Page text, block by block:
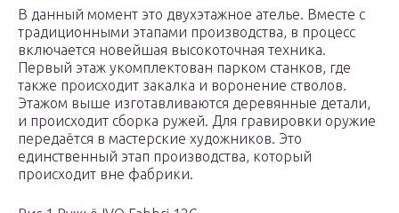
В данный момент это двухэтажное ателье. Вместе с
традиционными этапами производства, в процесс
включается новейшая высокоточная техника.
Первый этаж укомплектован парком станков, где
также происходит закалка и воронение стволов.
Этажом выше изготавливаются деревянные детали,
и происходит сборка ружей. Для гравировки оружие
передаётся в мастерские художников. Это
единственный этап производства, который
происходит вне фабрики.